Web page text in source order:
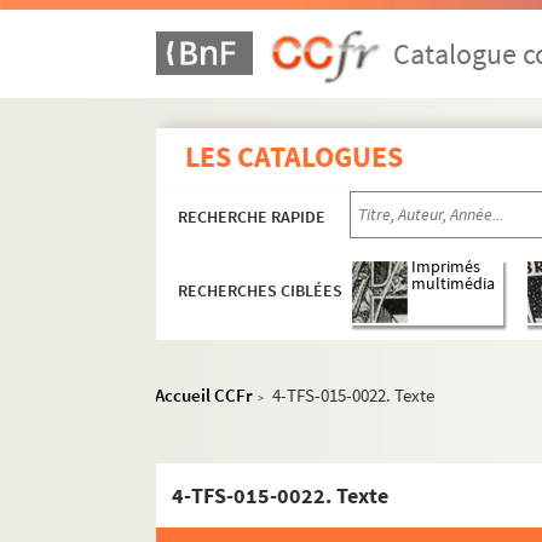
Catalogue
LES CATALOGUES
RECHERCHE RAPIDE
RECHERCHES CIBLÉES
Imprimés
multimédia
Accueil CCFr > 4-TFS-015-0022. Texte
4-TFS-015-0022. Texte
Administration